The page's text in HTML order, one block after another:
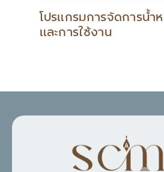
โปรแกรมการจัดการน้ำ
และการใช้งาน